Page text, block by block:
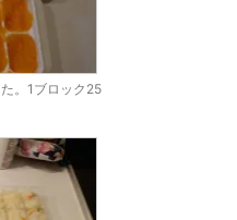
。1ブロック25